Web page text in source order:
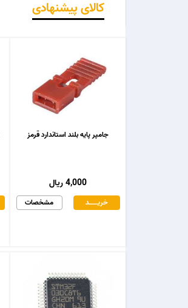
کالای پیشنهادی
جامپر پایه بلند استاندارد قرمز
4,000 ریال
مشخصات خریـــــــد